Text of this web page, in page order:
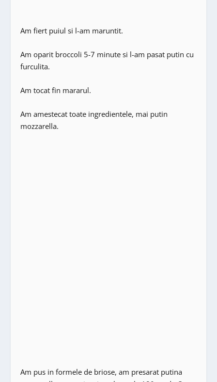
Am fiert puiul si l-am maruntit.
Am oparit broccoli 5-7 minute si l-am pasat putin cu
furculita.
Am tocat fin mararul.
Am amestecat toate ingredientele, mai putin
mozzarella.
Am pus in formele de briose, am presarat putina